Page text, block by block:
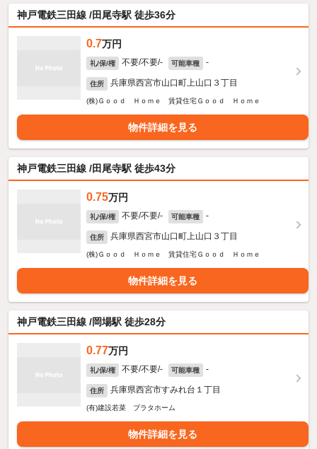
神戸電鉄三田線 /田尾寺駅 徒歩36分
0.7万円
礼/保/権 不要/不要/- 可能車種 -
住所 兵庫県西宮市山口町上山口３丁目
(株)Ｇｏｏｄ Ｈｏｍｅ 賃貸住宅Ｇｏｏｄ Ｈｏｍｅ
物件詳細を見る
神戸電鉄三田線 /田尾寺駅 徒歩43分
0.75万円
礼/保/権 不要/不要/- 可能車種 -
住所 兵庫県西宮市山口町上山口３丁目
(株)Ｇｏｏｄ Ｈｏｍｅ 賃貸住宅Ｇｏｏｄ Ｈｏｍｅ
物件詳細を見る
神戸電鉄三田線 /岡場駅 徒歩28分
0.77万円
礼/保/権 不要/不要/- 可能車種 -
住所 兵庫県西宮市すみれ台１丁目
(有)建設若菜 プラタホーム
物件詳細を見る